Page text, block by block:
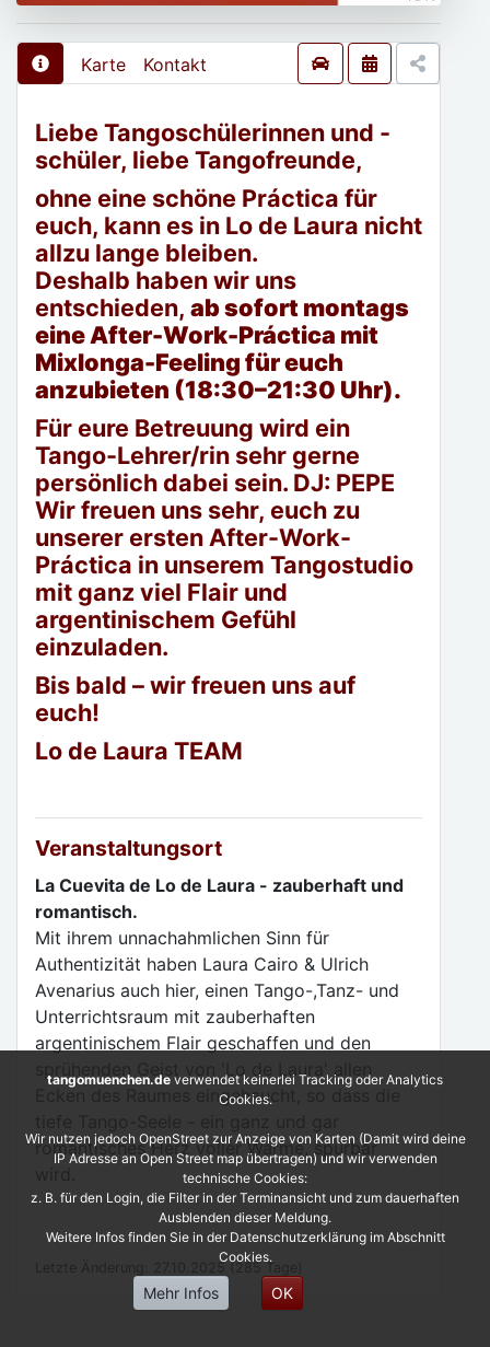
Karte Kontakt
Liebe Tangoschülerinnen und -
schüler, liebe Tangofreunde,
ohne eine schöne Práctica für
euch, kann es in Lo de Laura nicht
allzu lange bleiben.
Deshalb haben wir uns
entschieden, ab sofort montags
eine After-Work-Práctica mit
Mixlonga-Feeling für euch
anzubieten (18:30–21:30 Uhr).
Für eure Betreuung wird ein
Tango-Lehrer/rin sehr gerne
persönlich dabei sein. DJ: PEPE
Wir freuen uns sehr, euch zu
unserer ersten After-Work-
Práctica in unserem Tangostudio
mit ganz viel Flair und
argentinischem Gefühl
einzuladen.
Bis bald – wir freuen uns auf
euch!
Lo de Laura TEAM
Veranstaltungsort
La Cuevita de Lo de Laura - zauberhaft und
romantisch.
Mit ihrem unnachahmlichen Sinn für
Authentizität haben Laura Cairo & Ulrich
Avenarius auch hier, einen Tango-,Tanz- und
Unterrichtsraum mit zauberhaften
argentinischem Flair geschaffen und den
sprühenden Geist von 'Lo de Laura' allen
Ecken des Raumes eingehaucht, so dass die
romantisches Herz voller Wärme, spürbar
Letzte Änderung: 27.10.2025 (285 Tage)
tangomuenchen.de verwendet keinerlei Tracking oder Analytics
Cookies.
Wir nutzen jedoch OpenStreet zur Anzeige von Karten (Damit wird deine
IP Adresse an Open Street map übertragen) und wir verwenden
technische Cookies:
z. B. für den Login, die Filter in der Terminansicht und zum dauerhaften
Ausblenden dieser Meldung.
Weitere Infos finden Sie in der Datenschutzerklärung im Abschnitt
Cookies.
Mehr Infos OK